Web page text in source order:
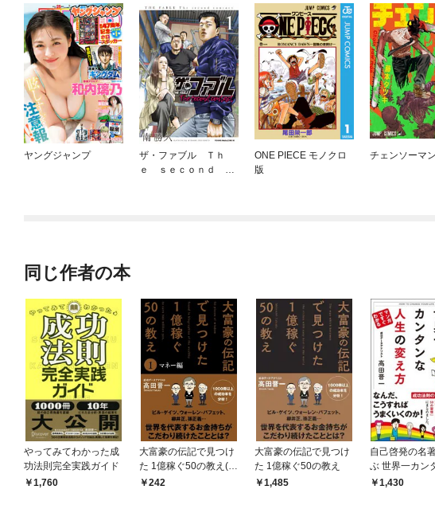
ヤングジャンプ
ザ・ファブル Ｔｈ
ｅ ｓｅｃｏｎｄ ｃ
ONE PIECE モノクロ
版
チェンソーマン
同じ作者の本
やってみてわかった成
功法則完全実践ガイド
1,760
大富豪の伝記で見つけ
た 1億稼ぐ50の教え(1)
マネー編
242
大富豪の伝記で見つけ
た 1億稼ぐ50の教え
1,485
自己啓発の名
ぶ 世界一カン
生の変え方
1,430